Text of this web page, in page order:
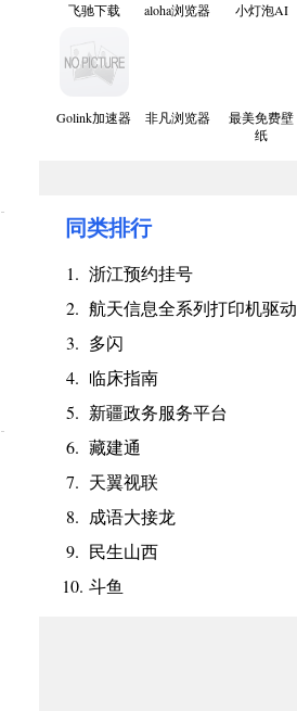
飞驰下载 aloha浏览器 小灯泡AI
Golink加速器 非凡浏览器
最美免费壁
纸
同类排行
1. 浙江预约挂号
2. 航天信息全系列打印机驱动
3. 多闪
4. 临床指南
5. 新疆政务服务平台
6. 藏建通
7. 天翼视联
8. 成语大接龙
9. 民生山西
10. 斗鱼